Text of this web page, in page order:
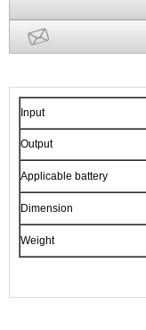
Input
Output
Applicable battery
Dimension
Weight